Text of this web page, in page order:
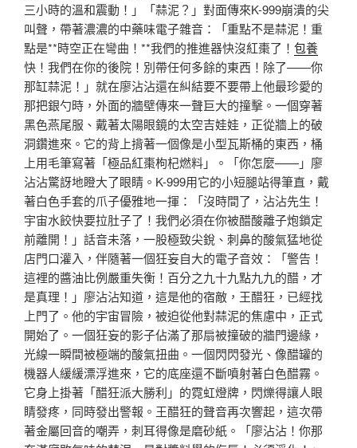
三小時的溫和震動！」「蒜泥？」對面傳來K-999崩潰的尖
叫聲，帶著濃濃的中藥味電子雜音：「重點不是蒜泥！重
點是**時空正在彎曲！**我們的推進器快沒紅棗了！ 包養
快！我們在你的後院！別帶任何多餘的東西！除了——你
那缸蒜泥！」就在廖沾沾還在糾結要不要帶上他最珍愛的
那把銀勺時，外面的牆壁傳來一聲巨大的撞擊。一個穿著
黑色燕尾服、戴著太陽眼鏡的太空吉娃娃，正從牆上的破
洞鑽進來。它的背上揹著一個像是小型瓦斯桶的東西，桶
上用毛筆寫著「極品紅棗枸杞燃料」。「你怎麼——」廖
沾沾驚訝地瞪大了眼睛。K-999用它的小短腿站得筆直，戴
著白色手套的爪子優雅地一揮：「沒時間了，沾沾先生！
宇宙水餃快要拉肚子了！我們必須在你被醋酸離子炮鎖定
前離開！」話音未落，一股極致尖銳、刺鼻的酸氣猛地從
店門口灌入，伴隨著一個狂妄自大的電子音效：「警告！
這裡的醬油比例嚴重失衡！百分之九十九點九九的醋，才
是真理！」廖沾沾知道，這是他的宿敵，王醋狂，已經找
上門了。他的宇宙冒險，被迫從他對蒜泥的焦慮中，正式
開始了。一個狂妄的影子佔滿了那扇被撞破的牆門邊緣，
光線一瞬間被極端的酸氣扭曲。一個閃閃發光、像醋罐的
機器人緩緩漂浮進來，它的底座還不斷噴射著白色醋霧。
它身上掛著「醋狂派大勝利」的霓虹燈牌，閃爍得讓人眼
睛發疼，同時發出警報。王醋狂的聲音再次響起，這次帶
著金屬回音的嘲弄，刺耳得像是磨砂紙。「廖沾沾！你那